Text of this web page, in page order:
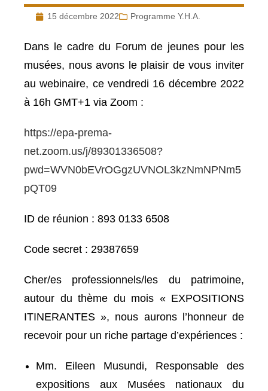
15 décembre 2022 Programme Y.H.A.
Dans le cadre du Forum de jeunes pour les
musées, nous avons le plaisir de vous inviter
au webinaire, ce vendredi 16 décembre 2022
à 16h GMT+1 via Zoom :
https://epa-prema-
net.zoom.us/j/89301336508?
pwd=WVN0bEVrOGgzUVNOL3kzNmNPNm5
pQT09
ID de réunion : 893 0133 6508
Code secret : 29387659
Cher/es professionnels/les du patrimoine,
autour du thème du mois « EXPOSITIONS
ITINERANTES », nous aurons l’honneur de
recevoir pour un riche partage d’expériences :
Mm. Eileen Musundi, Responsable des
expositions aux Musées nationaux du